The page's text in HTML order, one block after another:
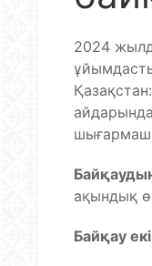
2024
ақындық
Байқау